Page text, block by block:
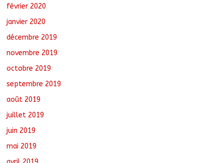
février 2020
janvier 2020
décembre 2019
novembre 2019
octobre 2019
septembre 2019
août 2019
juillet 2019
juin 2019
mai 2019